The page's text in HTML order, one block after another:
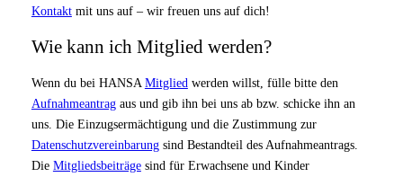
Kontaktmit uns auf – wir freuen uns auf dich!
Wie kann ich Mitglied werden?
Wenn du bei HANSA Mitglied werden willst, fülle bitte den
Aufnahmeantragaus und gib ihn bei uns ab bzw. schicke ihn an
uns. Die Einzugsermächtigung und die Zustimmung zur
Datenschutzvereinbarungsind Bestandteil des Aufnahmeantrags.
Die Mitgliedsbeiträgesind für Erwachsene und Kinder